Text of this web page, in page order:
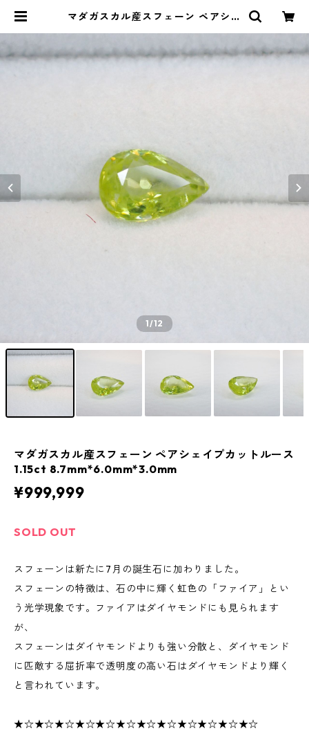
マダガスカル産スフェーン ペアシェ
1/12
マダガスカル産スフェーン ペアシェイプカットルース
1.15ct 8.7mm*6.0mm*3.0mm
¥999,999
SOLD OUT
スフェーンは新たに7月の誕生石に加わりました。
スフェーンの特徴は、石の中に輝く虹色の「ファイア」とい
う光学現象です。ファイアはダイヤモンドにも見られます
が、
スフェーンはダイヤモンドよりも強い分散と、ダイヤモンド
に匹敵する屈折率で透明度の高い石はダイヤモンドより輝く
と言われています。
★☆★☆★☆★☆★☆★☆★☆★☆★☆★☆★☆★☆